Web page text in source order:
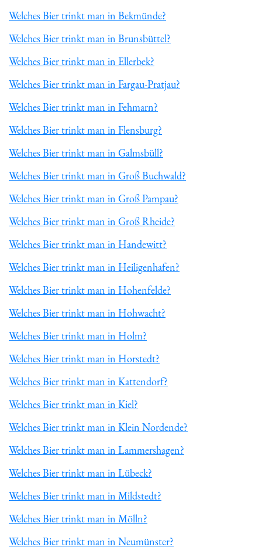
Welches Bier trinkt man in Bekmünde?
Welches Bier trinkt man in Brunsbüttel?
Welches Bier trinkt man in Ellerbek?
Welches Bier trinkt man in Fargau-Pratjau?
Welches Bier trinkt man in Fehmarn?
Welches Bier trinkt man in Flensburg?
Welches Bier trinkt man in Galmsbüll?
Welches Bier trinkt man in Groß Buchwald?
Welches Bier trinkt man in Groß Pampau?
Welches Bier trinkt man in Groß Rheide?
Welches Bier trinkt man in Handewitt?
Welches Bier trinkt man in Heiligenhafen?
Welches Bier trinkt man in Hohenfelde?
Welches Bier trinkt man in Hohwacht?
Welches Bier trinkt man in Holm?
Welches Bier trinkt man in Horstedt?
Welches Bier trinkt man in Kattendorf?
Welches Bier trinkt man in Kiel?
Welches Bier trinkt man in Klein Nordende?
Welches Bier trinkt man in Lammershagen?
Welches Bier trinkt man in Lübeck?
Welches Bier trinkt man in Mildstedt?
Welches Bier trinkt man in Mölln?
Welches Bier trinkt man in Neumünster?